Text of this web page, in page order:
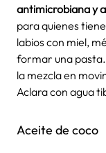
antimicrobiana y
para quienes
labios con miel,
formar una pasta.
la mezcla en
Aclara con agua
Aceite de coco